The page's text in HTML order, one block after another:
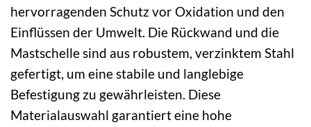
hervorragenden Schutz vor Oxidation und den
Einflüssen der Umwelt. Die Rückwand und die
Mastschelle sind aus robustem, verzinktem Stahl
gefertigt, um eine stabile und langlebige
Befestigung zu gewährleisten. Diese
Materialauswahl garantiert eine hohe